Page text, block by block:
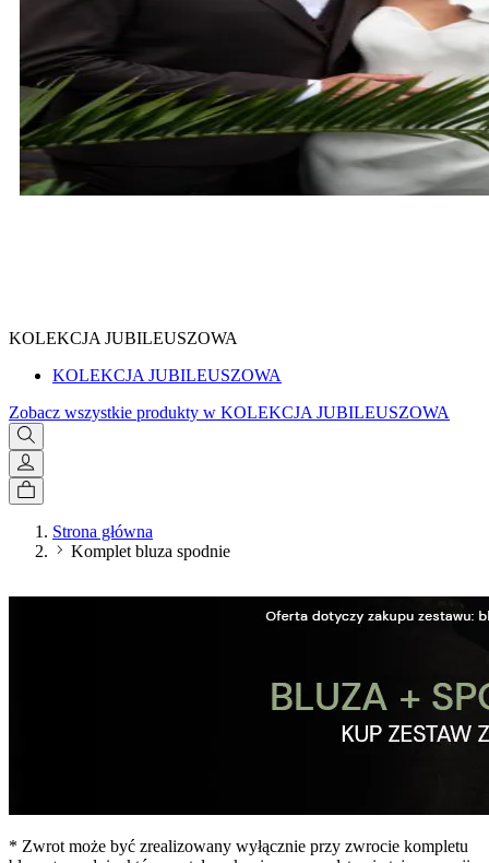
KOLEKCJA JUBILEUSZOWA
KOLEKCJA JUBILEUSZOWA
Zobacz wszystkie produkty w KOLEKCJA JUBILEUSZOWA
Strona główna
Komplet bluza spodnie
* Zwrot może być zrealizowany wyłącznie przy zwrocie kompletu